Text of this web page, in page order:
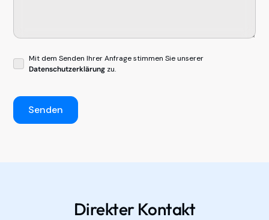
Mit dem Senden Ihrer Anfrage stimmen Sie unserer
Datenschutzerklärung zu.
Direkter Kontakt